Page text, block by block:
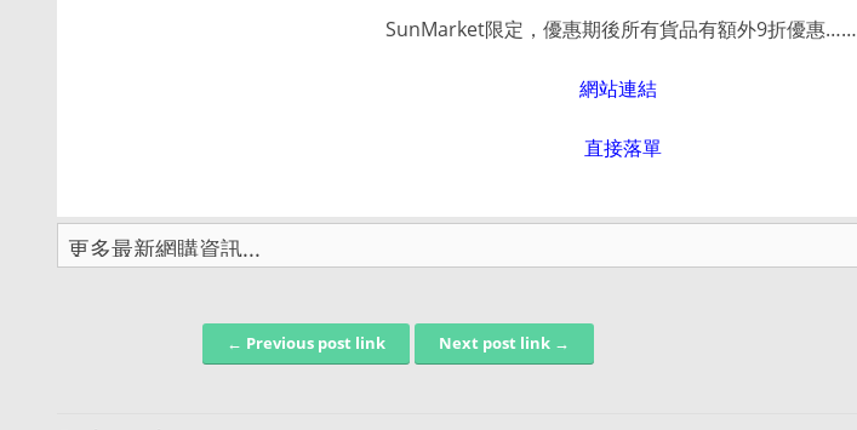
SunMarket限定，優惠期後所有貨品有額外9折優惠……
網站連結
直接落單
Post navigation← Previous post link Next post link →